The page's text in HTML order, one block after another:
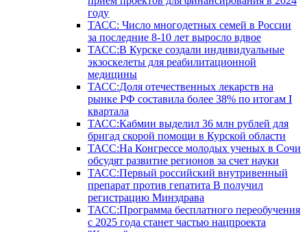
году
ТАСС: Число многодетных семей в России
за последние 8-10 лет выросло вдвое
ТАСС:В Курске создали индивидуальные
экзоскелеты для реабилитационной
медицины
ТАСС:Доля отечественных лекарств на
рынке РФ составила более 38% по итогам I
квартала
ТАСС:Кабмин выделил 36 млн рублей для
бригад скорой помощи в Курской области
ТАСС:На Конгрессе молодых ученых в Сочи
обсудят развитие регионов за счет науки
ТАСС:Первый российский внутривенный
препарат против гепатита В получил
регистрацию Минздрава
ТАСС:Программа бесплатного переобучения
с 2025 года станет частью нацпроекта